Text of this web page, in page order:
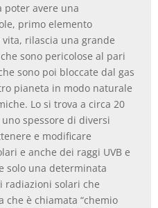
poter avere una
primo elemento
rilascia una grande
sono pericolose al pari
sono poi bloccate dal gas
pianeta in modo naturale
Lo si trova a circa 20
spessore di diversi
e modificare
e anche dei raggi UVB e
solo una determinata
radiazioni solari che
che è chiamata “chemio